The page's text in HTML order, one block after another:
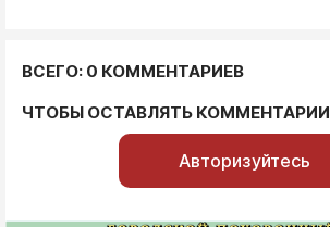
ВСЕГО: 0 КОММЕНТАРИЕВ
ЧТОБЫ ОСТАВЛЯТЬ КОММЕНТАРИИ
Авторизуйтесь